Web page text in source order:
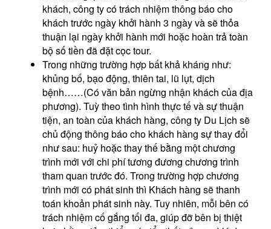
khách, công ty có trách nhiệm thông báo cho
khách trước ngày khởi hành 3 ngày và sẽ thỏa
thuận lại ngày khởi hành mới hoặc hoàn trả toàn
bộ số tiền đã đặt cọc tour.
Trong những trường hợp bất khả kháng như:
khủng bố, bạo động, thiên tai, lũ lụt, dịch
bệnh……(Có văn bản ngừng nhận khách của địa
phương). Tuỳ theo tình hình thực tế và sự thuận
tiện, an toàn của khách hàng, công ty Du Lịch sẽ
chủ động thông báo cho khách hàng sự thay đổi
như sau: huỷ hoặc thay thế bằng một chương
trình mới với chi phí tương đương chương trình
tham quan trước đó. Trong trường hợp chương
trình mới có phát sinh thì Khách hàng sẽ thanh
toán khoản phát sinh này. Tuy nhiên, mỗi bên có
trách nhiệm cố gắng tối đa, giúp đỡ bên bị thiệt